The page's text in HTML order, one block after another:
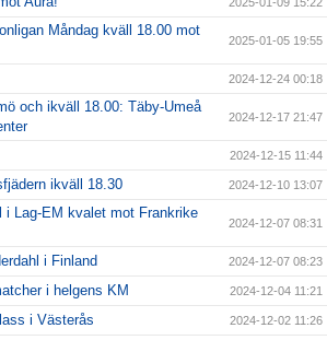
2025-01-09 15:22
Måndag kväll 18.00 mot
2025-01-05 19:55
2024-12-24 00:18
och ikväll 18.00: Täby-Umeå
2024-12-17 21:47
2024-12-15 11:44
ikväll 18.30 2024-12-10 13:07
i Lag-EM kvalet mot Frankrike
2024-12-07 08:31
i Finland 2024-12-07 08:23
i helgens KM 2024-12-04 11:21
i Västerås 2024-12-02 11:26